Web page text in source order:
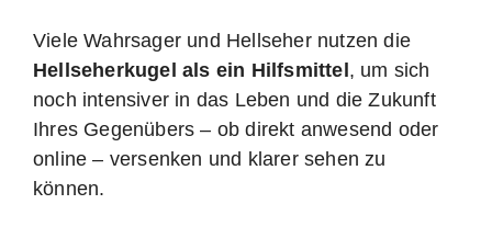
Viele Wahrsager und Hellseher nutzen die
Hellseherkugel als ein Hilfsmittel , um sich
noch intensiver in das Leben und die Zukunft
Ihres Gegenübers – ob direkt anwesend oder
online – versenken und klarer sehen zu
können.